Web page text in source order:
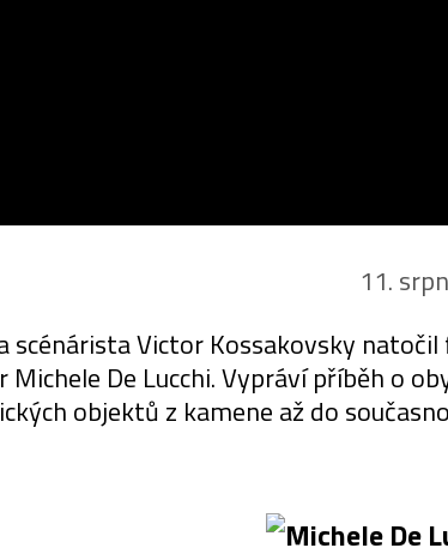
11.
scénáristaVictor Kossakovsky
Michele De Lucchi. Vypráví příběh o
objektů z kamene až do